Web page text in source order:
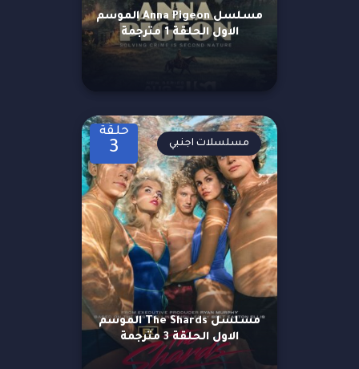
مسلسل Anna Pigeon الموسم
الاول الحلقة 1 مترجمة
حلقة
3
مسلسل The Shards الموسم
الاول الحلقة 3 مترجمة
مسلسلات اجنبي